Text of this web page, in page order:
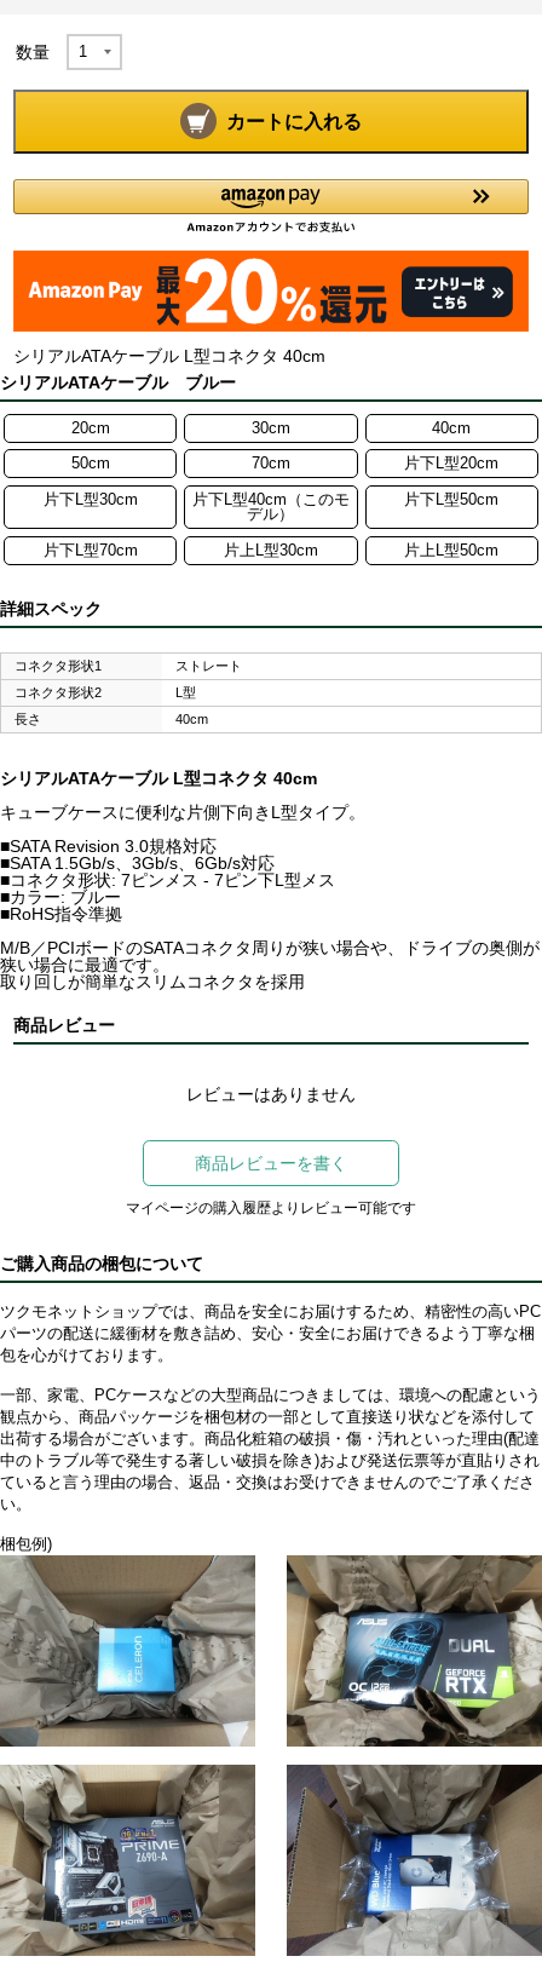
数量
カートに入れる
シリアルATAケーブル L型コネクタ 40cm
シリアルATAケーブル ブルー
20cm 30cm 40cm
50cm 70cm 片下L型20cm
片下L型30cm
片下L型40cm（このモ
デル）
片下L型50cm
片下L型70cm 片上L型30cm 片上L型50cm
詳細スペック
コネクタ形状1
ストレート
コネクタ形状2
L型
長さ
40cm
シリアルATAケーブル L型コネクタ 40cm
キューブケースに便利な片側下向きL型タイプ。
■SATA Revision 3.0規格対応
■SATA 1.5Gb/s、3Gb/s、6Gb/s対応
■コネクタ形状: 7ピンメス - 7ピン下L型メス
■カラー: ブルー
■RoHS指令準拠
M/B／PCIボードのSATAコネクタ周りが狭い場合や、ドライブの奥側が
狭い場合に最適です。
取り回しが簡単なスリムコネクタを採用
商品レビュー
レビューはありません
商品レビューを書く
マイページの購入履歴よりレビュー可能です
ご購入商品の梱包について
ツクモネットショップでは、商品を安全にお届けするため、精密性の高いPC
パーツの配送に緩衝材を敷き詰め、安心・安全にお届けできるよう丁寧な梱
包を心がけております。
一部、家電、PCケースなどの大型商品につきましては、環境への配慮という
観点から、商品パッケージを梱包材の一部として直接送り状などを添付して
出荷する場合がございます。商品化粧箱の破損・傷・汚れといった理由(配達
中のトラブル等で発生する著しい破損を除き)および発送伝票等が直貼りされ
ていると言う理由の場合、返品・交換はお受けできませんのでご了承くださ
い。
梱包例)